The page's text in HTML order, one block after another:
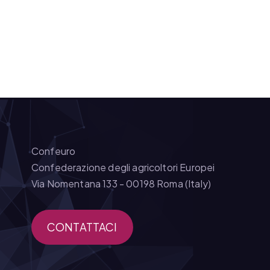
Confeuro
Confederazione degli agricoltori Europei
Via Nomentana 133 - 00198 Roma (Italy)
CONTATTACI